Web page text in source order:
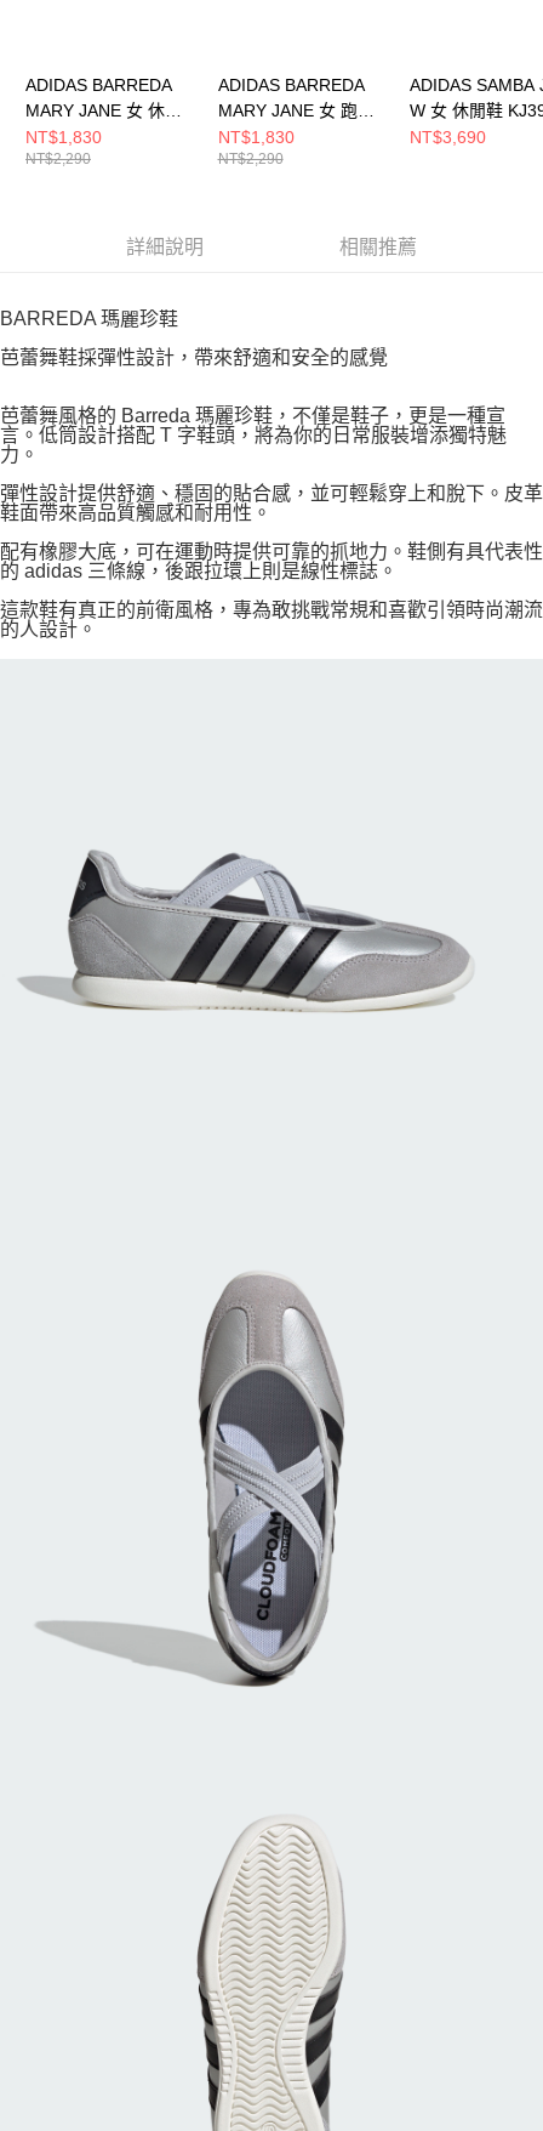
ADIDAS BARREDA
MARY JANE 女 休閒
鞋 HQ7398
NT$1,830
NT$2,290
ADIDAS BARREDA
MARY JANE 女 跑步
鞋 JQ2127
NT$1,830
NT$2,290
ADIDAS SAMBA
W 女 休閒鞋
NT$3,690
詳細說明 相關推薦
BARREDA 瑪麗珍鞋
芭蕾舞鞋採彈性設計，帶來舒適和安全的感覺
芭蕾舞風格的 Barreda 瑪麗珍鞋，不僅是鞋子，更是一種宣
言。低筒設計搭配 T 字鞋頭，將為你的日常服裝增添獨特魅
力。
彈性設計提供舒適、穩固的貼合感，並可輕鬆穿上和脫下。皮革
鞋面帶來高品質觸感和耐用性。
配有橡膠大底，可在運動時提供可靠的抓地力。鞋側有具代表性
的 adidas 三條線，後跟拉環上則是線性標誌。
這款鞋有真正的前衛風格，專為敢挑戰常規和喜歡引領時尚潮流
的人設計。